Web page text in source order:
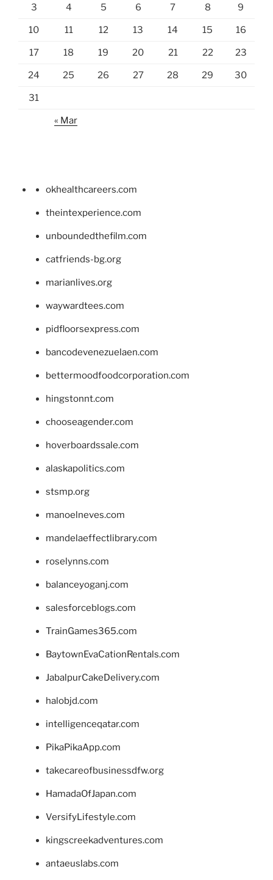
3 4 5 6 7 8 9
10 11 12 13 14 15 16
17 18 19 20 21 22 23
24 25 26 27 28 29 30
31
« Mar
okhealthcareers.com
theintexperience.com
unboundedthefilm.com
catfriends-bg.org
marianlives.org
waywardtees.com
pidfloorsexpress.com
bancodevenezuelaen.com
bettermoodfoodcorporation.com
hingstonnt.com
chooseagender.com
hoverboardssale.com
alaskapolitics.com
stsmp.org
manoelneves.com
mandelaeffectlibrary.com
roselynns.com
balanceyoganj.com
salesforceblogs.com
TrainGames365.com
BaytownEvaCationRentals.com
JabalpurCakeDelivery.com
halobjd.com
intelligenceqatar.com
PikaPikaApp.com
takecareofbusinessdfw.org
HamadaOfJapan.com
VersifyLifestyle.com
kingscreekadventures.com
antaeuslabs.com